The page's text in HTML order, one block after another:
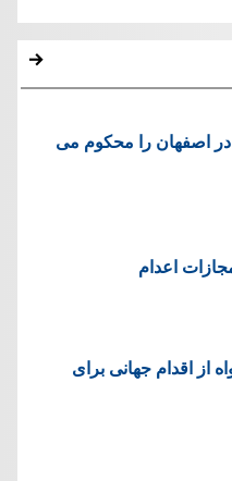
اصفهان را محکوم می
اعدام
از اقدام جهانی برای